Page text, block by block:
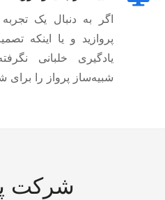
اگر به دنبال یک
پروازید و یا اینکه
یادگیری خلبانی
شبیه‌ساز پرواز را
شرکت